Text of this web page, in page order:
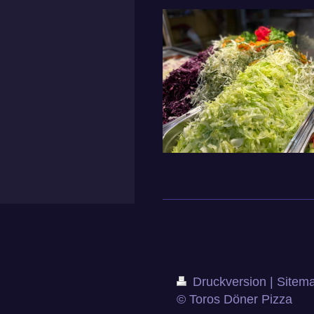
Druckversion
© Toros Döner Pizza